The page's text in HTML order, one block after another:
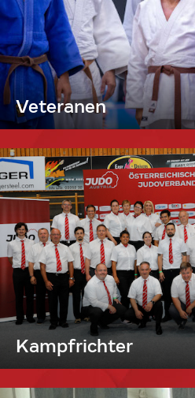
Veteranen
Kampfrichter